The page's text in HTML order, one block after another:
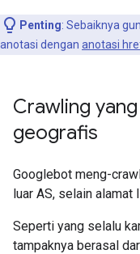
Penting: Sebaiknya
anotasi dengan anotasi
Crawling
geografis
Googlebot meng-
luar AS, selain alamat
Seperti yang selalu
tampaknya berasal